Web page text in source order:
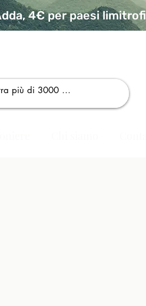
4€ per paesi limitrofi